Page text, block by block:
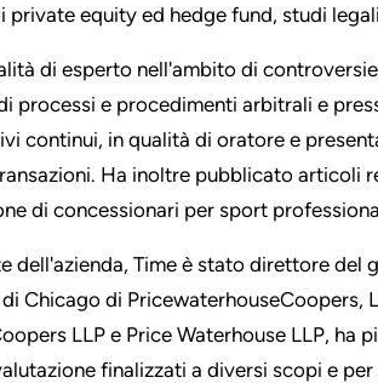
private equity ed hedge fund, studi
di esperto nell'ambito di
processi e procedimenti arbitrali e
continui, in qualità di oratore e
Ha inoltre pubblicato articoli
di concessionari per sport
dell'azienda, Time è stato direttore del
Chicago di PricewaterhouseCoopers,
LLP e Price Waterhouse LLP, ha
finalizzati a diversi scopi e